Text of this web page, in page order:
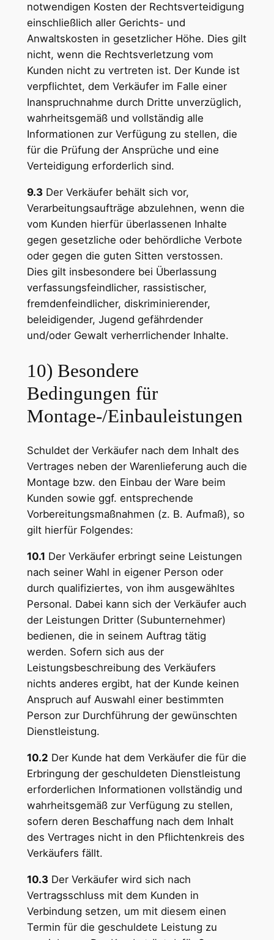
notwendigen Kosten der Rechtsverteidigung
einschließlich aller Gerichts- und
Anwaltskosten in gesetzlicher Höhe. Dies gilt
nicht, wenn die Rechtsverletzung vom
Kunden nicht zu vertreten ist. Der Kunde ist
verpflichtet, dem Verkäufer im Falle einer
Inanspruchnahme durch Dritte unverzüglich,
wahrheitsgemäß und vollständig alle
Informationen zur Verfügung zu stellen, die
für die Prüfung der Ansprüche und eine
Verteidigung erforderlich sind.
9.3Der Verkäufer behält sich vor,
Verarbeitungsaufträge abzulehnen, wenn die
vom Kunden hierfür überlassenen Inhalte
gegen gesetzliche oder behördliche Verbote
oder gegen die guten Sitten verstossen.
Dies gilt insbesondere bei Überlassung
verfassungsfeindlicher, rassistischer,
fremdenfeindlicher, diskriminierender,
beleidigender, Jugend gefährdender
und/oder Gewalt verherrlichender Inhalte.
10) Besondere
Bedingungen für
Montage-/Einbauleistungen
Schuldet der Verkäufer nach dem Inhalt des
Vertrages neben der Warenlieferung auch die
Montage bzw. den Einbau der Ware beim
Kunden sowie ggf. entsprechende
Vorbereitungsmaßnahmen (z. B. Aufmaß), so
gilt hierfür Folgendes:
10.1 Der Verkäufer erbringt seine Leistungen
nach seiner Wahl in eigener Person oder
durch qualifiziertes, von ihm ausgewähltes
Personal. Dabei kann sich der Verkäufer auch
der Leistungen Dritter (Subunternehmer)
bedienen, die in seinem Auftrag tätig
werden. Sofern sich aus der
Leistungsbeschreibung des Verkäufers
nichts anderes ergibt, hat der Kunde keinen
Anspruch auf Auswahl einer bestimmten
Person zur Durchführung der gewünschten
Dienstleistung.
10.2 Der Kunde hat dem Verkäufer die für die
Erbringung der geschuldeten Dienstleistung
erforderlichen Informationen vollständig und
wahrheitsgemäß zur Verfügung zu stellen,
sofern deren Beschaffung nach dem Inhalt
des Vertrages nicht in den Pflichtenkreis des
Verkäufers fällt.
10.3Der Verkäufer wird sich nach
Vertragsschluss mit dem Kunden in
Verbindung setzen, um mit diesem einen
Termin für die geschuldete Leistung zu